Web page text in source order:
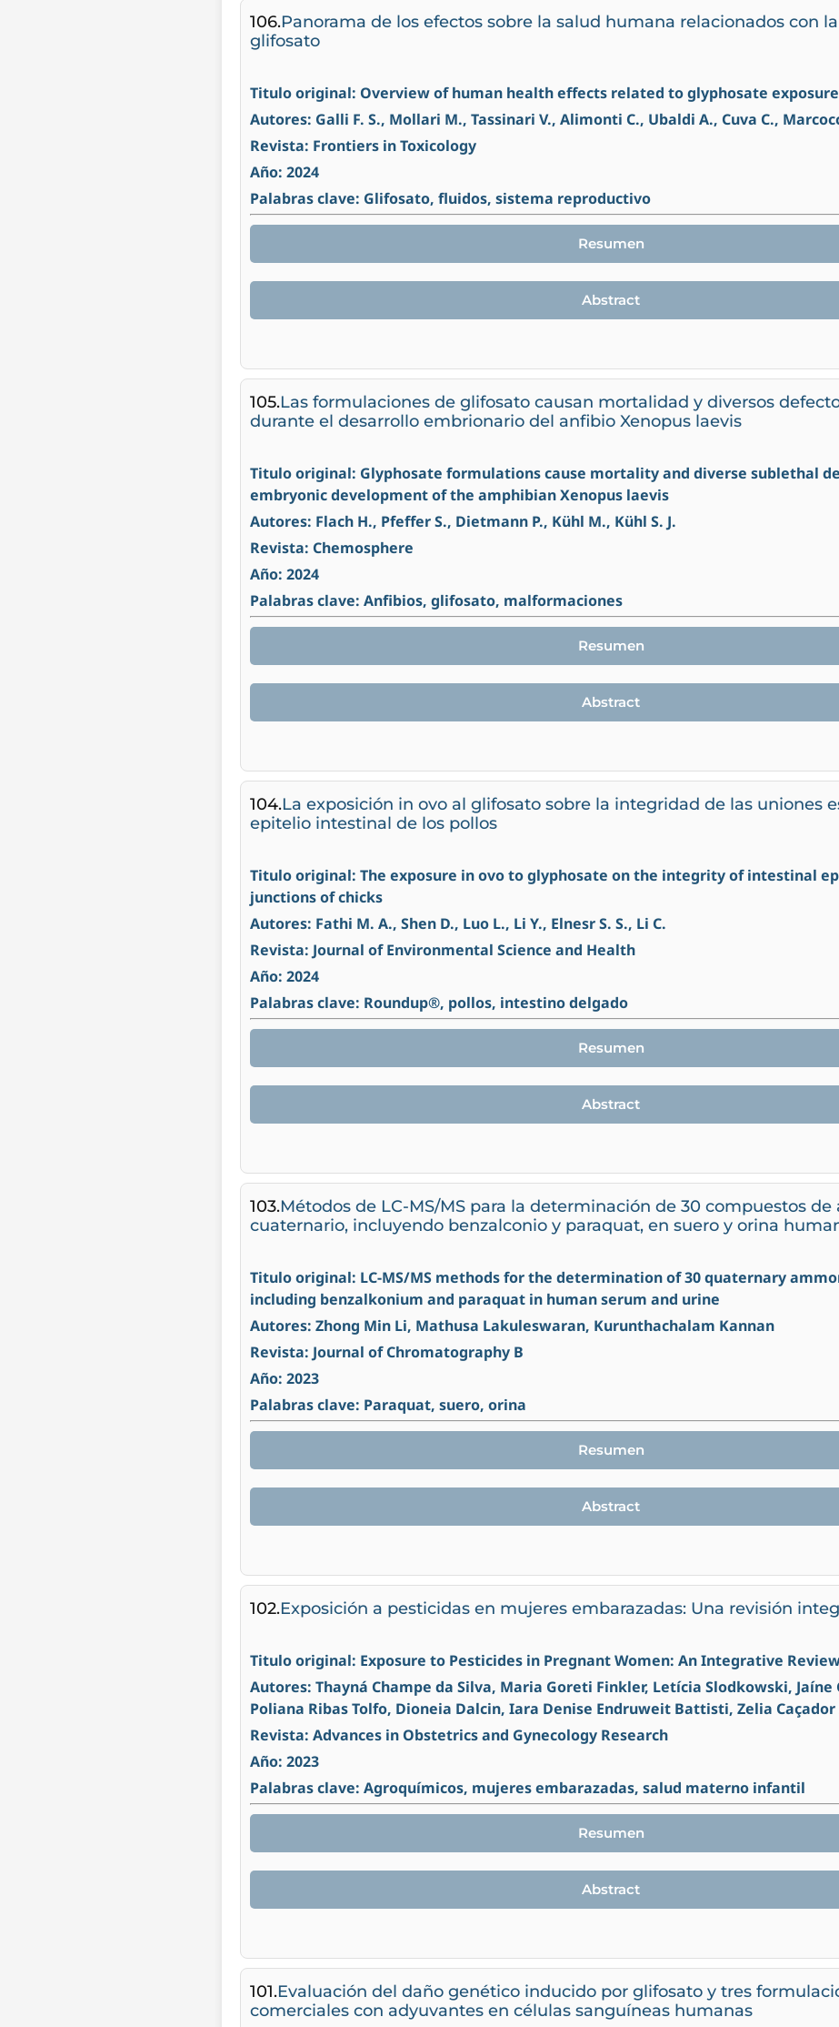
106.Panorama de los efectos sobre la salud humana relacionados con
glifosato
Titulo original: Overview of human health effects related to glyphosate exposure
Autores: Galli F. S., Mollari M., Tassinari V., Alimonti C., Ubaldi A., Cuva C.,
Revista: Frontiers in Toxicology
Año: 2024
Palabras clave: Glifosato, fluidos, sistema reproductivo
Resumen
Abstract
105.Las formulaciones de glifosato causan mortalidad y diversos
durante el desarrollo embrionario del anfibio Xenopus laevis
Titulo original: Glyphosate formulations cause mortality and diverse sublethal
embryonic development of the amphibian Xenopus laevis
Autores: Flach H., Pfeffer S., Dietmann P., Kühl M., Kühl S. J.
Revista: Chemosphere
Año: 2024
Palabras clave: Anfibios, glifosato, malformaciones
Resumen
Abstract
104.La exposición in ovo al glifosato sobre la integridad de las uniones
epitelio intestinal de los pollos
Titulo original: The exposure in ovo to glyphosate on the integrity of intestinal
junctions of chicks
Autores: Fathi M. A., Shen D., Luo L., Li Y., Elnesr S. S., Li C.
Revista: Journal of Environmental Science and Health
Año: 2024
Palabras clave: Roundup®, pollos, intestino delgado
Resumen
Abstract
103.Métodos de LC-MS/MS para la determinación de 30 compuestos de
cuaternario, incluyendo benzalconio y paraquat, en suero y orina
Titulo original: LC-MS/MS methods for the determination of 30 quaternary
including benzalkonium and paraquat in human serum and urine
Autores: Zhong Min Li, Mathusa Lakuleswaran, Kurunthachalam Kannan
Revista: Journal of Chromatography B
Año: 2023
Palabras clave: Paraquat, suero, orina
Resumen
Abstract
102.Exposición a pesticidas en mujeres embarazadas: Una revisión
Titulo original: Exposure to Pesticides in Pregnant Women: An Integrative
Autores: Thayná Champe da Silva, Maria Goreti Finkler, Letícia Slodkowski, Jaíne
Poliana Ribas Tolfo, Dioneia Dalcin, Iara Denise Endruweit Battisti, Zelia
Revista: Advances in Obstetrics and Gynecology Research
Año: 2023
Palabras clave: Agroquímicos, mujeres embarazadas, salud materno infantil
Resumen
Abstract
101.Evaluación del daño genético inducido por glifosato y tres
comerciales con adyuvantes en células sanguíneas humanas